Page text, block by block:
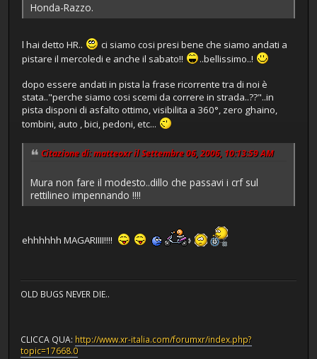
Honda-Razzo.
l hai detto HR..
ci siamo cosi presi bene che siamo andati a
pistare il mercoledi e anche il sabato!!
..bellissimo..!
dopo essere andati in pista la frase ricorrente tra di noi è
stata.."perche siamo cosi scemi da correre in strada..??"..in
pista disponi di asfalto ottimo, visibilita a 360°, zero ghaino,
tombini, auto , bici, pedoni, etc...
Citazione di: matteoxr il Settembre 06, 2006, 10:13:59 AM
Mura non fare il modesto..dillo che passavi i crf sul
rettilineo impennando !!!!
ehhhhhh MAGARIIII!!!!
OLD BUGS NEVER DIE..
CLICCA QUA: http://www.xr-italia.com/forumxr/index.php?
topic=17668.0